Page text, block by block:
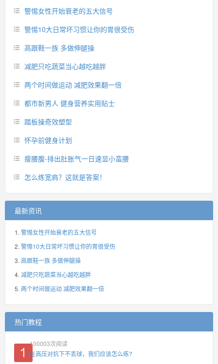
警惕女性开始衰老的五大信号
警惕10大日常坏习惯让你的胃很受伤
高跟鞋一族 多做伸腿操
减肥只吃蔬菜当心越吃越胖
两个时间做运动 减肥效果翻一倍
都市新男人 健身营养实用贴士
踏板操奇效塑型
怀孕前健身计划
瘦腰腹-排出肚胀气一日速显小蛮腰
怎么练宽肩？这就是答案！
最新资讯
警惕女性开始衰老的五大信号
警惕10大日常坏习惯让你的胃很受伤
高跟鞋一族 多做伸腿操
减肥只吃蔬菜当心越吃越胖
两个时间做运动 减肥效果翻一倍
热门教程
100003次阅读
在高压对抗下不丢球，我们应该怎么练?